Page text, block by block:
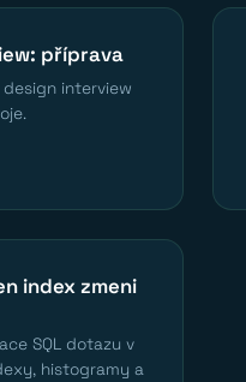
příprava
interview
index zmeni
SQL dotazu v
histogramy a